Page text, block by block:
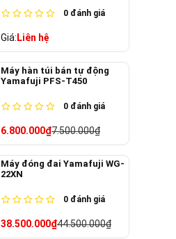
0 đánh giá
Giá: Liên hệ
Máy hàn túi bán tự động
Yamafuji PFS-T450
0 đánh giá
6.800.000₫7.500.000₫
Máy đóng đai Yamafuji WG-
22XN
0 đánh giá
38.500.000₫44.500.000₫